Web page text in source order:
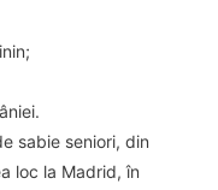
sabie seniori, din
loc la Madrid, în